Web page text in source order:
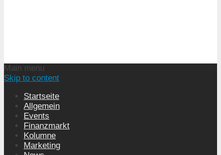
Main menu
Skip to content
Startseite
Allgemein
Events
Finanzmarkt
Kolumne
Marketing